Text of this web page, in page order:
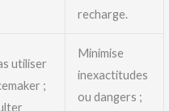
recharge.
utiliser
;
Minimise
inexactitudes
ou dangers ;